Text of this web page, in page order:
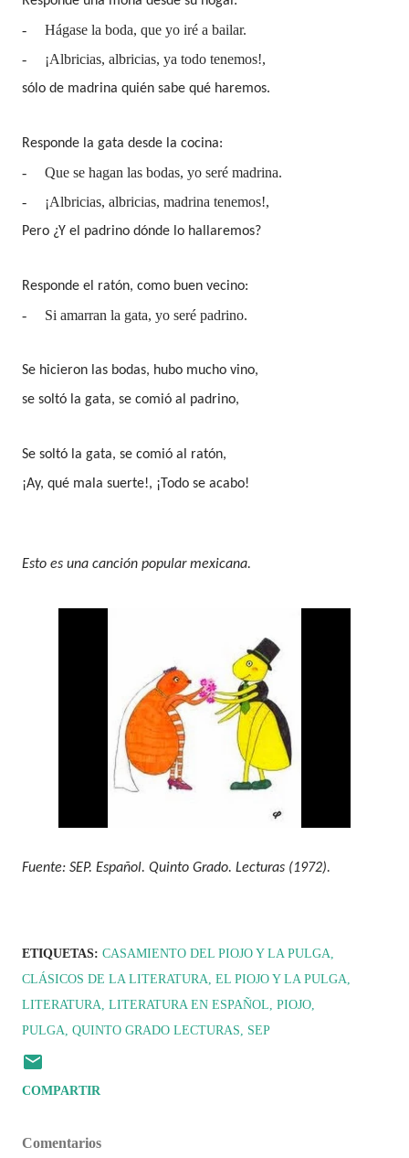
-
Hágase la boda, que yo iré a bailar.
-
¡Albricias, albricias, ya todo tenemos!,
sólo de madrina quién sabe qué haremos.
Responde la gata desde la cocina:
-
Que se hagan las bodas, yo seré madrina.
-
¡Albricias, albricias, madrina tenemos!,
Pero ¿Y el padrino dónde lo hallaremos?
Responde el ratón, como buen vecino:
- Si amarran la gata, yo seré padrino.
Se hicieron las bodas, hubo mucho vino,
se soltó la gata, se comió al padrino,
Se soltó la gata, se comió al ratón,
¡Ay, qué mala suerte!, ¡Todo se acabo!
Esto es una canción popular mexicana.
Fuente: SEP. Español. Quinto Grado. Lecturas (1972).
ETIQUETAS: CASAMIENTO DEL PIOJO Y LA PULGA
CLÁSICOS DE LA LITERATURA EL PIOJO Y LA PULGA
LITERATURA LITERATURA EN ESPAÑOL PIOJO
PULGA QUINTO GRADO LECTURAS SEP
COMPARTIR
Comentarios